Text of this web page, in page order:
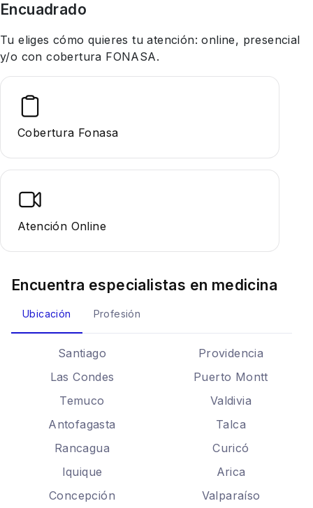
Encuadrado
Tu eliges cómo quieres tu atención: online, presencial
y/o con cobertura FONASA.
Cobertura Fonasa
Atención Online
Encuentra especialistas en medicina
Ubicación Profesión
Santiago
Providencia
Las Condes
Puerto Montt
Temuco
Valdivia
Antofagasta
Talca
Rancagua
Curicó
Iquique
Arica
Concepción
Valparaíso